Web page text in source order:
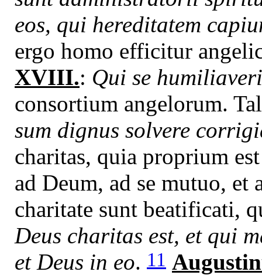
eos, qui hereditatem
ergo homo efficitur
XVIII.: Qui se
consortium angelorum.
sum dignus solvere
charitas, quia proprium
ad Deum, ad se mutuo, et
charitate sunt beatificati,
Deus charitas est, et qui
et Deus in eo. 11